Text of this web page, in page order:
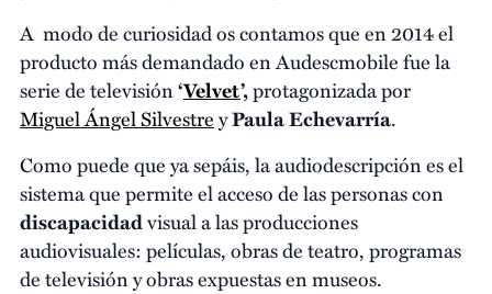
A modo de curiosidad os contamos que en 2014 el
producto más demandado en Audescmobile fue la
serie de televisión‘Velvet’,protagonizada por
Miguel Ángel SilvestreyPaula Echevarría.
Como puede que ya sepáis, la audiodescripción es el
sistema que permite el acceso de las personas con
discapacidadvisual a las producciones
audiovisuales: películas, obras de teatro, programas
de televisión y obras expuestas en museos.